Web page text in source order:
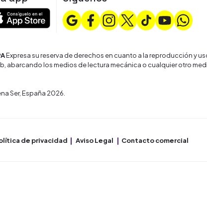
Expresa su reserva de derechos en cuanto a la reproducción y
abarcando los medios de lectura mecánica o cualquier otro
Ser, España 2026.
de privacidad Aviso Legal Contacto comercial